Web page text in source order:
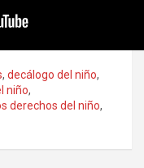
, decálogo del niño,
niño,
derechos del niño,